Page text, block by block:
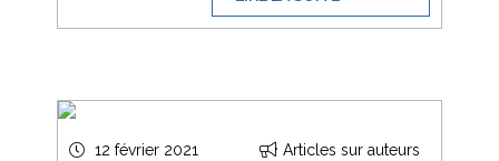
12 février 2021 Articles sur auteurs